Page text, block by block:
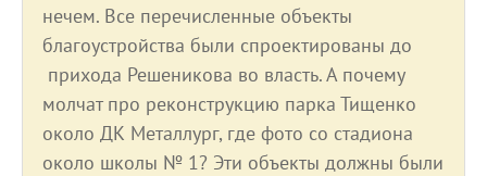
нечем. Все перечисленные объекты
благоустройства были спроектированы до
прихода Решеникова во власть. А почему
молчат про реконструкцию парка Тищенко
около ДК Металлург, где фото со стадиона
около школы № 1? Эти объекты должны были